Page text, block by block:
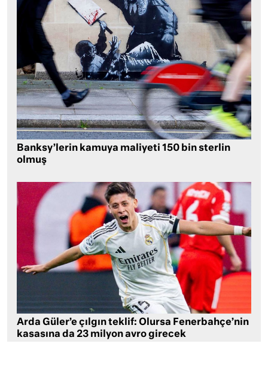
Banksy’lerin kamuya maliyeti 150 bin sterlin
olmuş
Arda Güler’e çılgın teklif: Olursa Fenerbahçe’nin
kasasına da 23 milyon avro girecek